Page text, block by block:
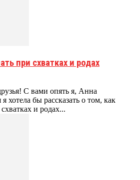
при схватках и родах
С вами опять я, Анна
хотела бы рассказать о том, как
и родах...